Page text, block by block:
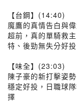
【台鋼】(14:40)
魔鷹的真情告白與
超前，真的單騎救
特、後勁無失分好
【味全】(23:03)
陳子豪的新打擊姿
穩定好投，日職球
擇